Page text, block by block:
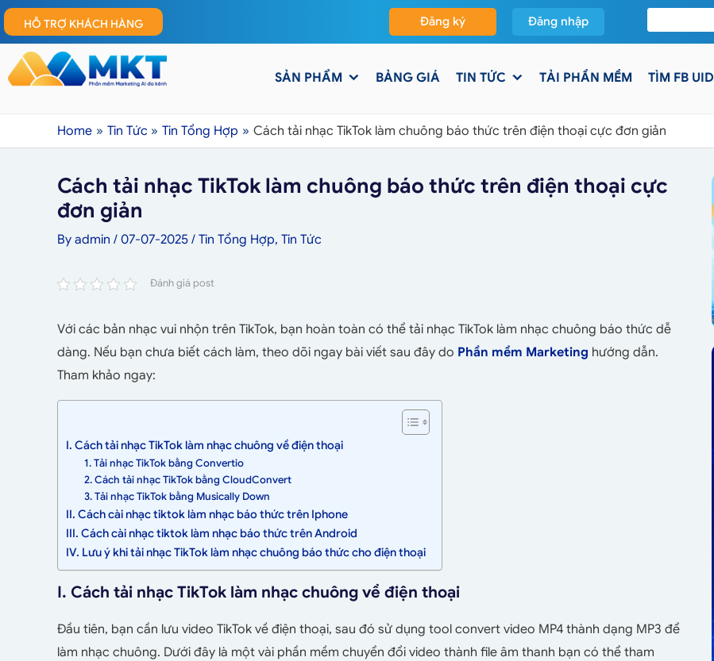
HỖ TRỢ KHÁCH HÀNG Đăng ký Đăng nhập
SẢN PHẨM BẢNG GIÁ TIN TỨC TẢI PHẦN MỀM TÌM FB UID
Home Tin Tức Tin Tổng Hợp Cách tải nhạc TikTok làm chuông báo thức trên điện thoại cực đơn giản
Cách tải nhạc TikTok làm chuông báo thức trên điện thoại cực
đơn giản
By admin / 07-07-2025 / Tin Tổng Hợp, Tin Tức
Đánh giá post
Với các bản nhạc vui nhộn trên TikTok, bạn hoàn toàn có thể tải nhạc TikTok làm nhạc chuông báo thức dễ
dàng. Nếu bạn chưa biết cách làm, theo dõi ngay bài viết sau đây do Phần mềm Marketing hướng dẫn.
Tham khảo ngay:
I. Cách tải nhạc TikTok làm nhạc chuông về điện thoại
1. Tải nhạc TikTok bằng Convertio
2. Cách tải nhạc TikTok bằng CloudConvert
3. Tải nhạc TikTok bằng Musically Down
II. Cách cài nhạc tiktok làm nhạc báo thức trên Iphone
III. Cách cài nhạc tiktok làm nhạc báo thức trên Android
IV. Lưu ý khi tải nhạc TikTok làm nhạc chuông báo thức cho điện thoại
I. Cách tải nhạc TikTok làm nhạc chuông về điện thoại
Đầu tiên, bạn cần lưu video TikTok về điện thoại, sau đó sử dụng tool convert video MP4 thành dạng MP3 để
làm nhạc chuông. Dưới đây là một vài phần mềm chuyển đổi video thành file âm thanh bạn có thể tham